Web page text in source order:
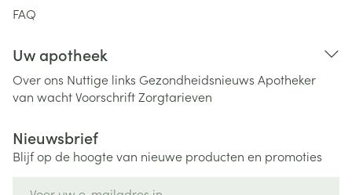
FAQ
Uw apotheek
Over ons Nuttige links Gezondheidsnieuws Apotheker
van wachtVoorschriftZorgtarieven
Nieuwsbrief
Blijf op de hoogte van nieuwe producten en promoties